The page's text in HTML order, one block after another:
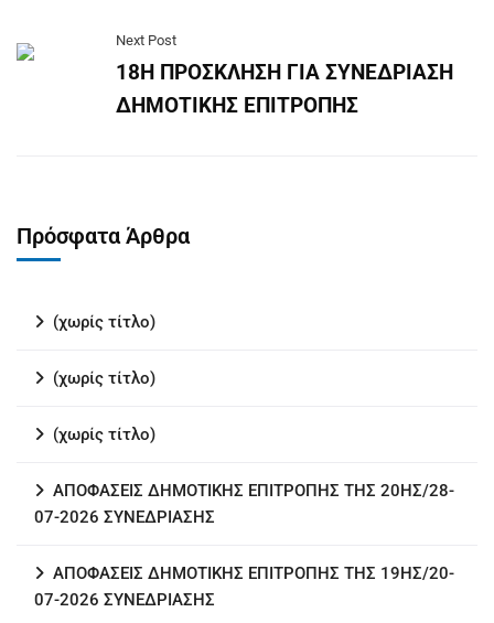
Next Post
18Η ΠΡΟΣΚΛΗΣΗ ΓΙΑ ΣΥΝΕΔΡΙΑΣΗ
ΔΗΜΟΤΙΚΗΣ ΕΠΙΤΡΟΠΗΣ
Πρόσφατα Άρθρα
(χωρίς τίτλο)
(χωρίς τίτλο)
(χωρίς τίτλο)
ΑΠΟΦΑΣΕΙΣ ΔΗΜΟΤΙΚΗΣ ΕΠΙΤΡΟΠΗΣ ΤΗΣ 20ΗΣ/28-
07-2026 ΣΥΝΕΔΡΙΑΣΗΣ
ΑΠΟΦΑΣΕΙΣ ΔΗΜΟΤΙΚΗΣ ΕΠΙΤΡΟΠΗΣ ΤΗΣ 19ΗΣ/20-
07-2026 ΣΥΝΕΔΡΙΑΣΗΣ